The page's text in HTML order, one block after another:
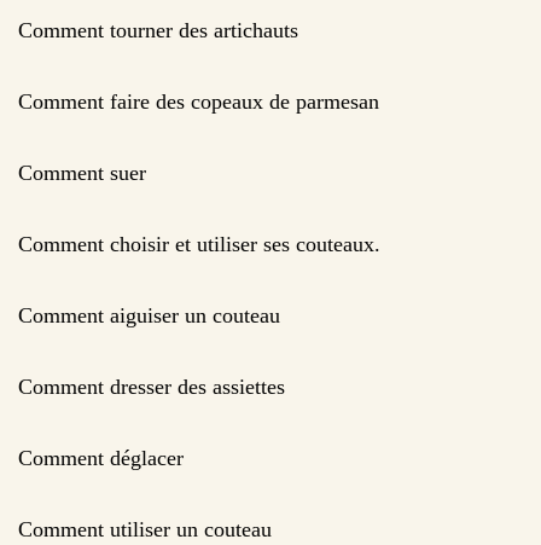
Comment tourner des artichauts
Comment faire des copeaux de parmesan
Comment suer
Comment choisir et utiliser ses couteaux.
Comment aiguiser un couteau
Comment dresser des assiettes
Comment déglacer
Comment utiliser un couteau